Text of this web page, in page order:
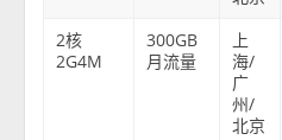
2核
2G4M
300GB
月流量
上
海/
广
州/
北京